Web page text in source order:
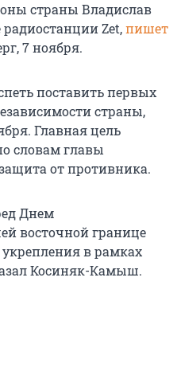
страны Владислав
Zet,пишет
7 ноября.
поставить первых
страны,
Главная цель
словам главы
от противника.
Днем
восточной границе
в рамках
Косиняк-Камыш.